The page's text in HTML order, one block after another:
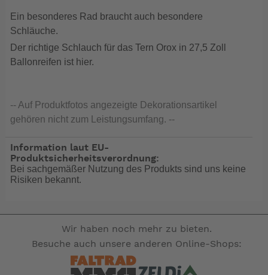
Ein besonderes Rad braucht auch besondere
Schläuche.
Der richtige Schlauch für das Tern Orox in 27,5 Zoll
Ballonreifen ist hier.
-- Auf Produktfotos angezeigte Dekorationsartikel
gehören nicht zum Leistungsumfang. --
Information laut EU-
Produktsicherheitsverordnung:
Bei sachgemäßer Nutzung des Produkts sind uns keine
Risiken bekannt.
Wir haben noch mehr zu bieten.
Besuche auch unsere anderen Online-Shops: